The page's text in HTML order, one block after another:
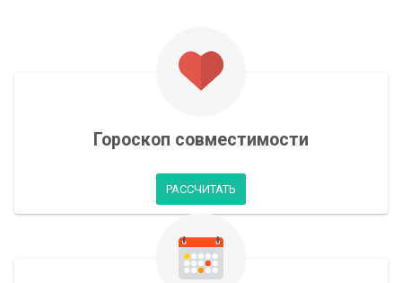
Гороскоп совместимости
РАССЧИТАТЬ